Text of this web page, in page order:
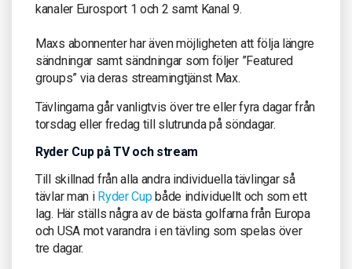
kanaler Eurosport 1 och 2 samt Kanal 9.
Maxs abonnenter har även möjligheten att följa längre
sändningar samt sändningar som följer ”Featured
groups” via deras streamingtjänst Max.
Tävlingarna går vanligtvis över tre eller fyra dagar från
torsdag eller fredag till slutrunda på söndagar.
Ryder Cup på TV och stream
Till skillnad från alla andra individuella tävlingar så
tävlar man i Ryder Cupbåde individuellt och som ett
lag. Här ställs några av de bästa golfarna från Europa
och USA mot varandra i en tävling som spelas över
tre dagar.